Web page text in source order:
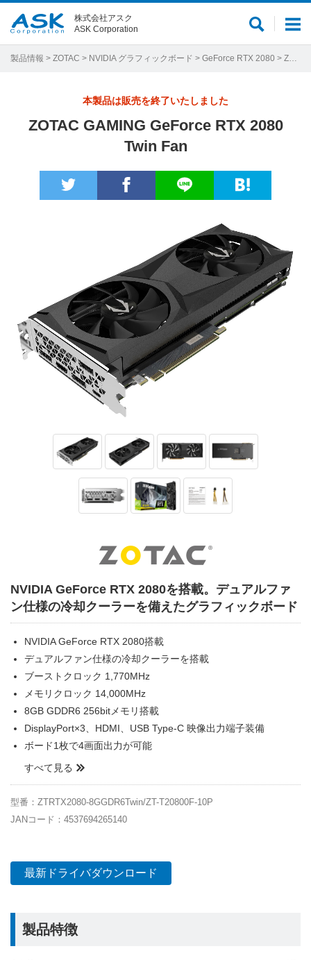
メ
ュ
サ
ト
株式会社アスク
ASK Corporation
製品情報 > ZOTAC > NVIDIA グラフィックボード > GeForce RTX 2080 > ZOTAC GAMING GeForce RTX 2080 Twin Fan
本製品は販売を終了いたしました
ZOTAC GAMING GeForce RTX 2080
Twin Fan
NVIDIA GeForce RTX 2080を搭載。デュアルファ
ン仕様の冷却クーラーを備えたグラフィックボード
NVIDIA GeForce RTX 2080搭載
デュアルファン仕様の冷却クーラーを搭載
ブーストクロック 1,770MHz
メモリクロック 14,000MHz
8GB GDDR6 256bitメモリ搭載
DisplayPort×3、HDMI、USB Type-C 映像出力端子装備
ボード1枚で4画面出力が可能
すべて見る
型番：ZTRTX2080-8GGDR6Twin/ZT-T20800F-10P
JANコード：4537694265140
最新ドライバダウンロード
製品特徴